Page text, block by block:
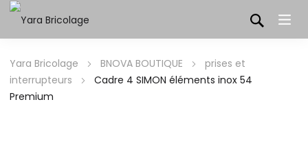
Yara Bricolage BNOVA BOUTIQUE
prises et
interrupteurs
Cadre 4 SIMON éléments inox 54
Premium